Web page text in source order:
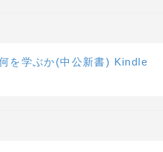
を学ぶか(中公新書) Kindle